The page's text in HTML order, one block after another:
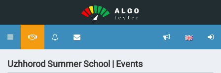
Toggle
Uzhhorod Summer School | Events